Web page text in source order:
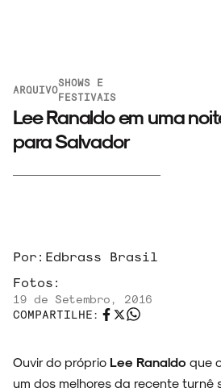
ENTREVISTAS
ARQUIVO
SHOWS E
FESTIVAIS
Lee Ranaldo em uma
para Salvador
Por: Edbrass Brasil
Fotos:
19 de Setembro, 2016
COMPARTILHE:
Ouvir do próprio Lee Ranaldo que
um dos melhores da recente turnê